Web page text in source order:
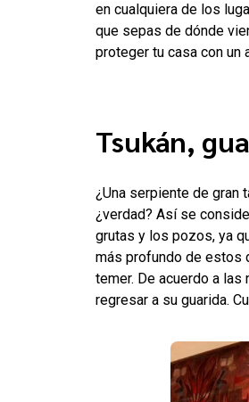
en cualquiera de los
que sepas de dónde
proteger tu casa con un
Tsukán,
¿Una serpiente de gran
¿verdad? Así se
grutas y los pozos, ya
más profundo de estos
temer. De acuerdo a
regresar a su guarida.